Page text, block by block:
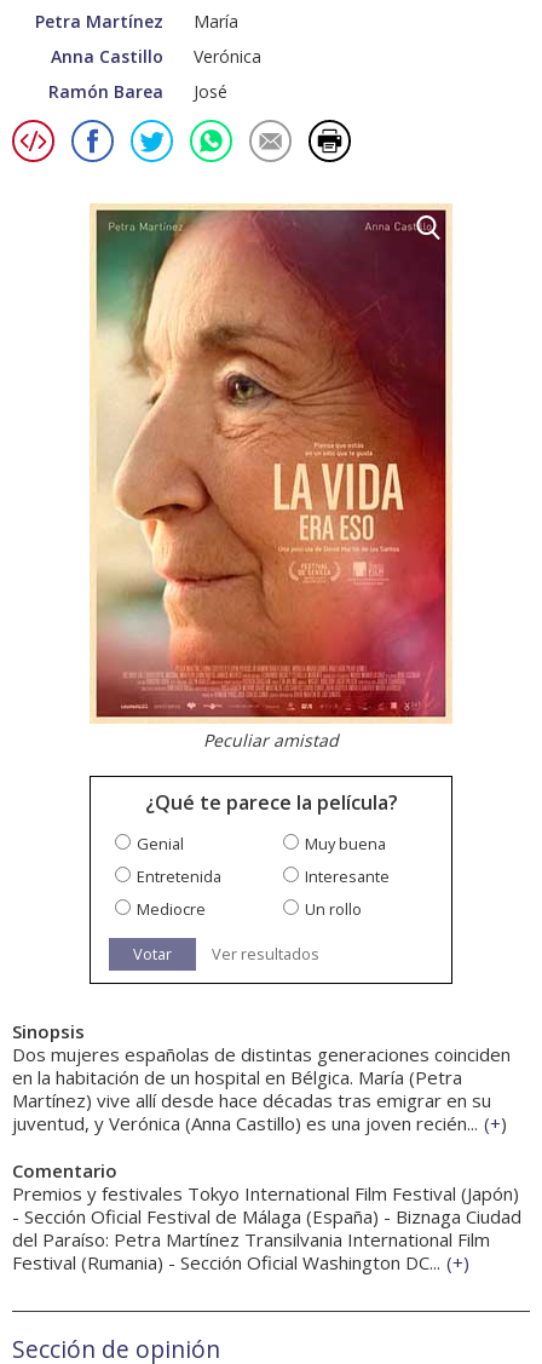
Petra Martínez
María
Anna Castillo
Verónica
Ramón Barea
José
Peculiar amistad
¿Qué te parece la película?
Genial
Muy buena
Entretenida
Interesante
Mediocre
Un rollo
Votar Ver resultados
Sinopsis
Dos mujeres españolas de distintas generaciones coinciden
en la habitación de un hospital en Bélgica. María (Petra
Martínez) vive allí desde hace décadas tras emigrar en su
juventud, y Verónica (Anna Castillo) es una joven recién... (+)
Comentario
Premios y festivales Tokyo International Film Festival (Japón)
- Sección Oficial Festival de Málaga (España) - Biznaga Ciudad
del Paraíso: Petra Martínez Transilvania International Film
Festival (Rumania) - Sección Oficial Washington DC... (+)
Sección de opinión